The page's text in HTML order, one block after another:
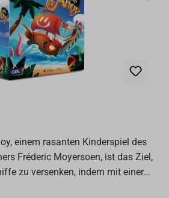
einem rasanten Kinderspiel des
Fréderic Moyersoen, ist das Ziel,
zu versenken, indem mit einer
auf sie geschossen wird.Ship...